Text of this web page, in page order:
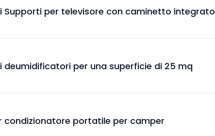
Supporti per televisore con caminetto integrato
deumidificatori per una superficie di 25 mq
condizionatore portatile per camper